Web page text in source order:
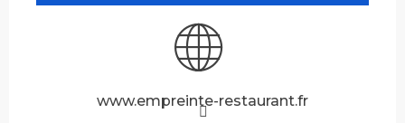
www.empreinte-restaurant.fr